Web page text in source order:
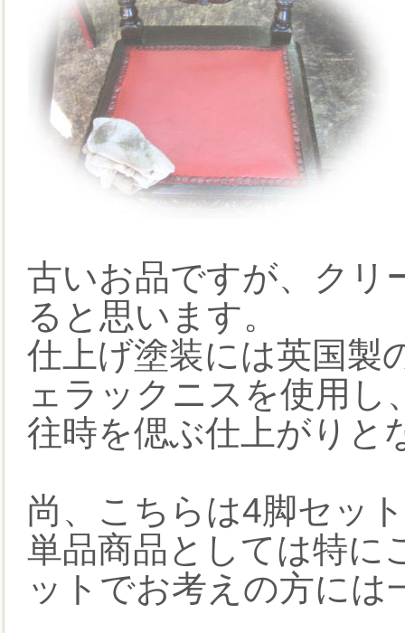
古いお品ですが、クリ
ると思います。
仕上げ塗装には英国製
ェラックニスを使用し
往時を偲ぶ仕上がりと
尚、こちらは4脚セッ
単品商品としては特に
ットでお考えの方には